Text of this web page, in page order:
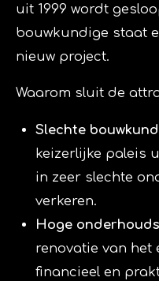
uit 1999 wordt
bouwkundige staat
nieuw project.
Waarom sluit de
Slechte
keizerlijke paleis
in zeer slechte
verkeren.
Hoge
renovatie van het
financieel en